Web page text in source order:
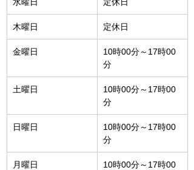
木曜日 定休日
金曜日
10時00分～17時00
分
土曜日
10時00分～17時00
分
日曜日
10時00分～17時00
分
月曜日
10時00分～17時00